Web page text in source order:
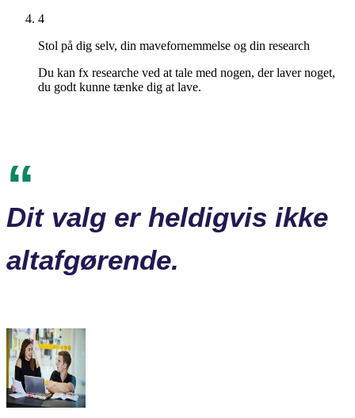
4
Stol på dig selv, din mavefornemmelse og din research
Du kan fx researche ved at tale med nogen, der laver noget,
du godt kunne tænke dig at lave.
Dit valg er heldigvis ikke
altafgørende.